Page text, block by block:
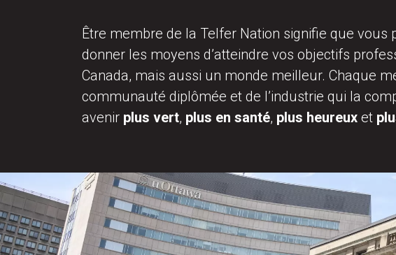
Être membre de la Telfer Nation signifie que
donner les moyens d’atteindre vos objectifs
Canada, mais aussi un monde meilleur. Chaque
communauté diplômée et de l’industrie qui la
avenir plus vert, plus en santé, plus heureux et